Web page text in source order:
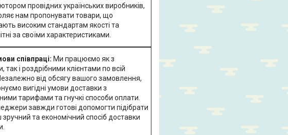
провідних українських виробників,
нам пропонувати товари, що
високим стандартам якості та
за своїми характеристиками.
співпраці: Ми працюємо як з
так і роздрібними клієнтами по всій
від обсягу вашого замовлення,
вигідні умови доставки з
тарифами та гнучкі способи оплати.
завжди готові допомогти підібрати
зручний та економічний спосіб доставки